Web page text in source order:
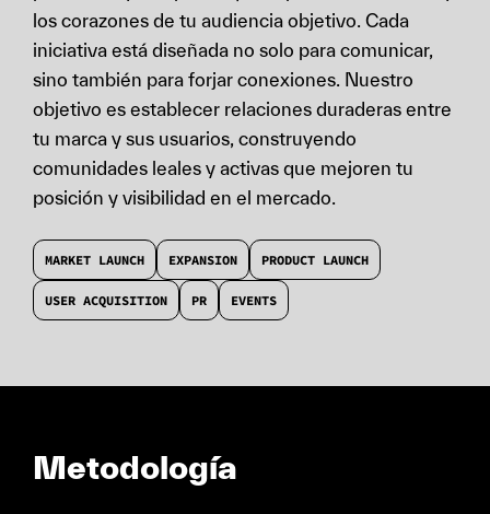
los corazones de tu audiencia objetivo. Cada
iniciativa está diseñada no solo para comunicar,
sino también para forjar conexiones. Nuestro
objetivo es establecer relaciones duraderas entre
tu marca y sus usuarios, construyendo
comunidades leales y activas que mejoren tu
posición y visibilidad en el mercado.
MARKET LAUNCH EXPANSION PRODUCT LAUNCH
USER ACQUISITION PR EVENTS
Metodología